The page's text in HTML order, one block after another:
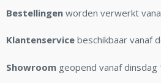
Bestellingen worden verwerkt
Klantenservice beschikbaar vanaf
Showroom geopend vanaf dinsdag